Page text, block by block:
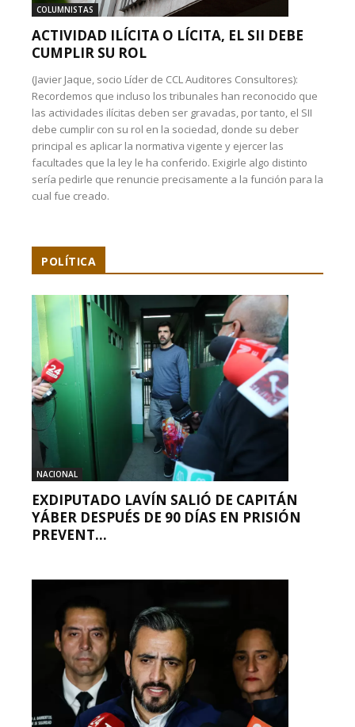
COLUMNISTAS
ACTIVIDAD ILÍCITA O LÍCITA, EL SII DEBE
CUMPLIR SU ROL
(Javier Jaque, socio Líder de CCL Auditores Consultores):
Recordemos que incluso los tribunales han reconocido que
las actividades ilícitas deben ser gravadas, por tanto, el SII
debe cumplir con su rol en la sociedad, donde su deber
principal es aplicar la normativa vigente y ejercer las
facultades que la ley le ha conferido. Exigirle algo distinto
sería pedirle que renuncie precisamente a la función para la
cual fue creado.
POLÍTICA
NACIONAL
EXDIPUTADO LAVÍN SALIÓ DE CAPITÁN
YÁBER DESPUÉS DE 90 DÍAS EN PRISIÓN
PREVENT...